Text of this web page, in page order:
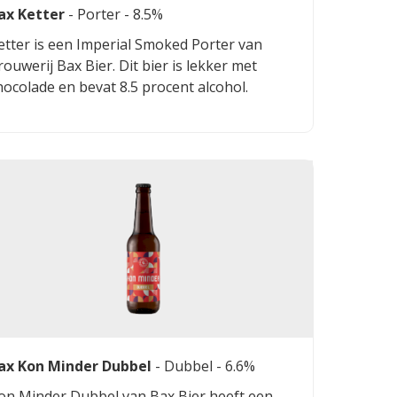
Ketter - Porter - 8.5%
is een Imperial Smoked Porter van
Bax Bier. Dit bier is lekker met
en bevat 8.5 procent alcohol.
Kon Minder Dubbel - Dubbel - 6.6%